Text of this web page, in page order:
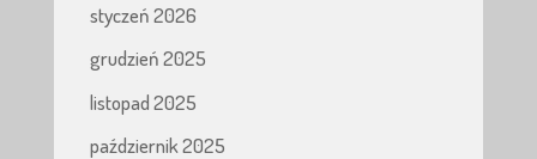
styczeń 2026
grudzień 2025
listopad 2025
październik 2025